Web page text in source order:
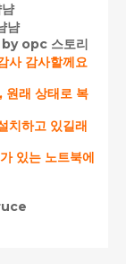
냠
opc 스토리
사 감사할께요
원래 상태로 복
치하고 있길래
있는 노트북에